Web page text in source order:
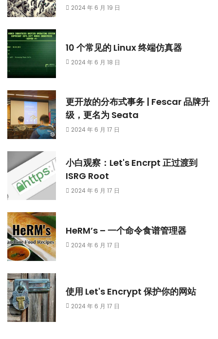
2024 年 6 月 19 日
10 个常见的 Linux 终端仿真器
2024 年 6 月 18 日
更开放的分布式事务 | Fescar 品牌升
级，更名为 Seata
2024 年 6 月 17 日
小白观察：Let's Encrpt 正过渡到
ISRG Root
2024 年 6 月 17 日
HeRM’s – 一个命令食谱管理器
2024 年 6 月 17 日
使用 Let's Encrypt 保护你的网站
2024 年 6 月 17 日